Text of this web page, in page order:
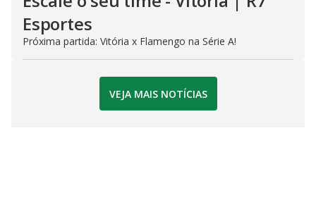
Esportes
Próxima partida: Vitória x Flamengo na Série A!
VEJA MAIS NOTÍCIAS